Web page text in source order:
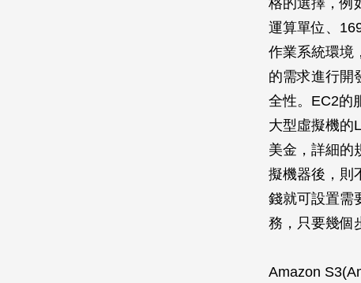
格的選擇，例
運算單位、
作業系統環境
的需求進行開
全性。EC2的
大型虛擬機的
美金，詳細的
擬機器後，則
錢就可設置需
務，只要幾個
Amazon